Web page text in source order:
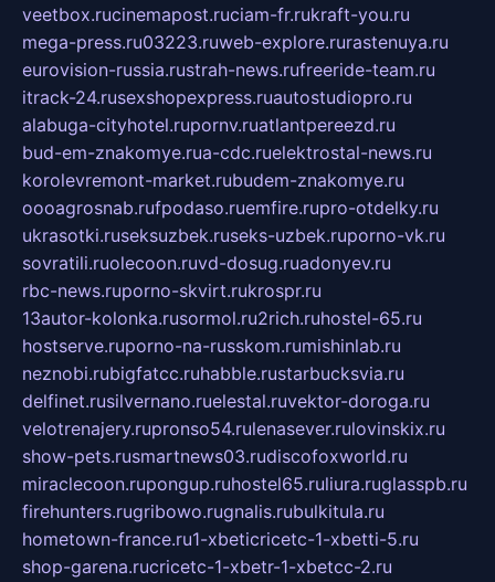
veetbox.rucinemapost.ruciam-fr.rukraft-you.ru
mega-press.ru03223.ruweb-explore.rurastenuya.ru
eurovision-russia.rustrah-news.rufreeride-team.ru
itrack-24.rusexshopexpress.ruautostudiopro.ru
alabuga-cityhotel.rupornv.ruatlantpereezd.ru
bud-em-znakomye.rua-cdc.ruelektrostal-news.ru
korolevremont-market.rubudem-znakomye.ru
oooagrosnab.rufpodaso.ruemfire.rupro-otdelky.ru
ukrasotki.ruseksuzbek.ruseks-uzbek.ruporno-vk.ru
sovratili.ruolecoon.ruvd-dosug.ruadonyev.ru
rbc-news.ruporno-skvirt.rukrospr.ru
13autor-kolonka.rusormol.ru2rich.ruhostel-65.ru
hostserve.ruporno-na-russkom.rumishinlab.ru
neznobi.rubigfatcc.ruhabble.rustarbucksvia.ru
delfinet.rusilvernano.ruelestal.ruvektor-doroga.ru
velotrenajery.rupronso54.rulenasever.rulovinskix.ru
show-pets.rusmartnews03.rudiscofoxworld.ru
miraclecoon.rupongup.ruhostel65.ruliura.ruglasspb.ru
firehunters.rugribowo.rugnalis.rubulkitula.ru
hometown-france.ru1-xbeticricetc-1-xbetti-5.ru
shop-garena.rucricetc-1-xbetr-1-xbetcc-2.ru